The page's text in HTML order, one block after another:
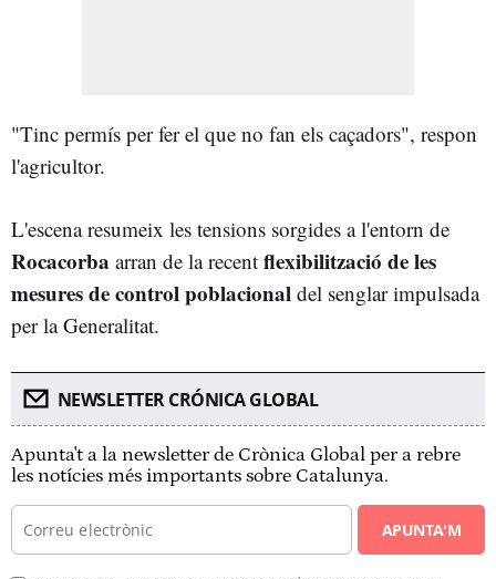
"Tinc permís per fer el que no fan els caçadors", respon
l'agricultor.
L'escena resumeix les tensions sorgides a l'entorn de
Rocacorba arran de la recent flexibilització de les
mesures de control poblacional del senglar impulsada
per la Generalitat.
NEWSLETTER CRÓNICA GLOBAL
Apunta't a la newsletter de Crònica Global per a rebre
les notícies més importants sobre Catalunya.
APUNTA'M